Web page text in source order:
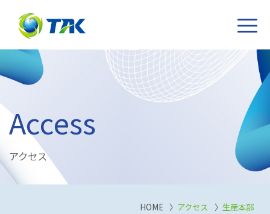
アクセス
Access
HOME アクセス 生産本部